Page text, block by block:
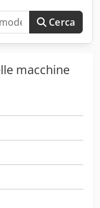
Pressione di
rapido in
18 - 40
Cerca
macchine